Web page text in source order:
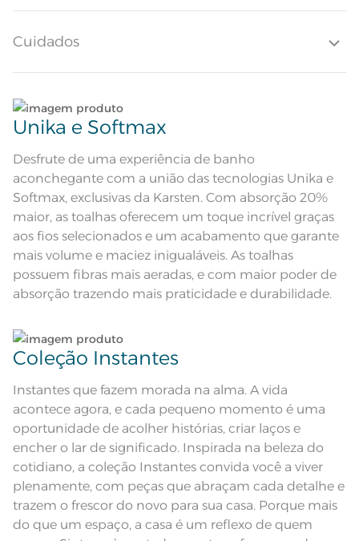
decorativa tom sobre tom;
Composição
Cor Carbono/Cinza
Itens Inclusos 1 Toalha de Rosto
Medida 48cm x 80cm
Acabamento
Toque ultra macio; Super Absorção;
Pré-encolhido; Antipiling;
Instruções de Lavagem
seco;
Observações
Pode haver pequena variação de
cor, de acordo com a configuração
e modelo do monitor ou do
aparelho celular. Consultar a cor
nas especificações técnicas do
produto.
Fios Fio Tecnologia Unika
Cuidados
Lave tipos de tecidos distintos separadamente;
ciclo;
Lave as peças no ciclo leve, suave ou delicado de
sua lavadora;
Enxágue as peças com bastante água;
Utilize a quantidade mínima de amaciante e sabão;
bem;;
Unika e Softmax
Desfrute de uma experiência de banho
aconchegante com a união das tecnologias Unika e
Softmax, exclusivas da Karsten. Com absorção 20%
maior, as toalhas oferecem um toque incrível graças
aos fios selecionados e um acabamento que garante
mais volume e maciez inigualáveis. As toalhas
possuem fibras mais aeradas, e com maior poder de
absorção trazendo mais praticidade e durabilidade.
Coleção Instantes
Instantes que fazem morada na alma. A vida
acontece agora, e cada pequeno momento é uma
oportunidade de acolher histórias, criar laços e
encher o lar de significado. Inspirada na beleza do
cotidiano, a coleção Instantes convida você a viver
plenamente, com peças que abraçam cada detalhe e
trazem o frescor do novo para sua casa. Porque mais
do que um espaço, a casa é um reflexo de quem